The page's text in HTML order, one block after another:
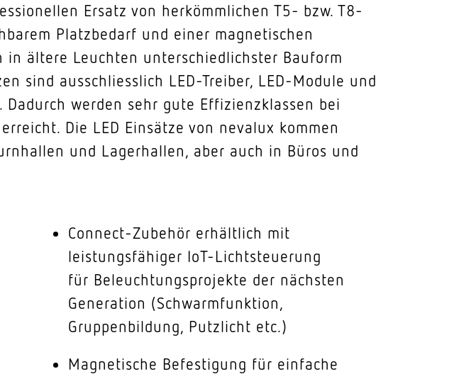
Ersatz von herkömmlichen T5- bzw. T8-
Platzbedarf und einer magnetischen
ältere Leuchten unterschiedlichster Bauform
sind ausschliesslich LED-Treiber, LED-Module und
werden sehr gute Effizienzklassen bei
Die LED Einsätze von nevalux kommen
und Lagerhallen, aber auch in Büros und
Connect-Zubehör erhältlich mit
leistungsfähiger IoT-Lichtsteuerung
für Beleuchtungsprojekte der nächsten
Generation (Schwarmfunktion,
Gruppenbildung, Putzlicht etc.)
Magnetische Befestigung für einfache